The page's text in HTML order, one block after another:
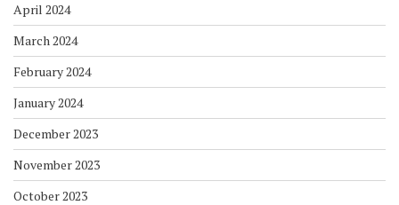
April 2024
March 2024
February 2024
January 2024
December 2023
November 2023
October 2023